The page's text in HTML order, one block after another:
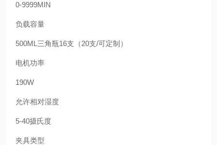
0-9999MIN
负载容量
500ML 三角瓶16支（20支/可定制）
电机功率
190W
允许相对湿度
5-40摄氏度
夹具类型